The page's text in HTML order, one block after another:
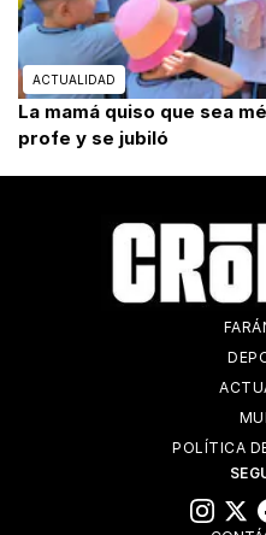
ACTUALIDAD
La mamá quiso que sea
profe y se jubiló
POLÍTICA